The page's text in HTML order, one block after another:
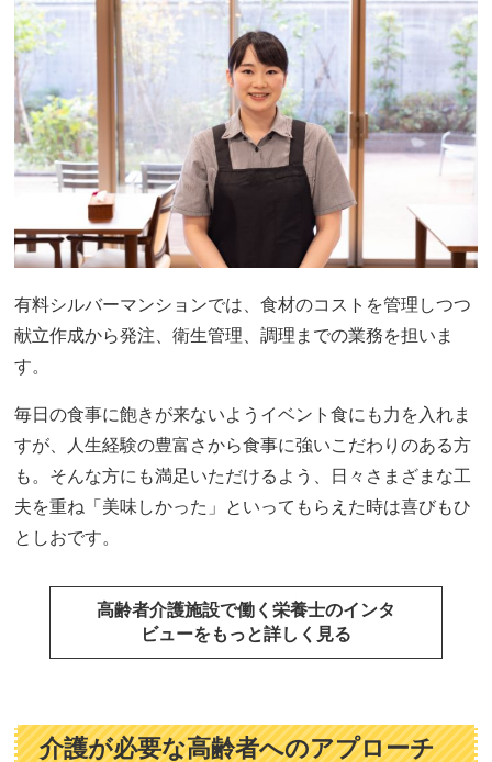
有料シルバーマンションでは、食材のコストを管理しつつ
献立作成から発注、衛生管理、調理までの業務を担いま
す。
毎日の食事に飽きが来ないようイベント食にも力を入れま
すが、人生経験の豊富さから食事に強いこだわりのある方
も。そんな方にも満足いただけるよう、日々さまざまな工
夫を重ね「美味しかった」といってもらえた時は喜びもひ
としおです。
高齢者介護施設で働く栄養士のインタ
ビューをもっと詳しく見る
介護が必要な高齢者へのアプローチ